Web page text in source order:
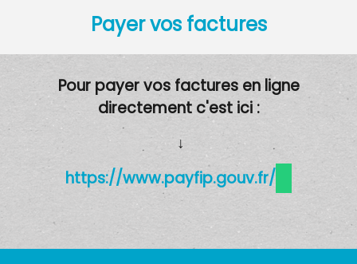
Payer vos factures
Pour payer vos factures en ligne
directement c'est ici :
↓
https://www.payfip.gouv.fr/